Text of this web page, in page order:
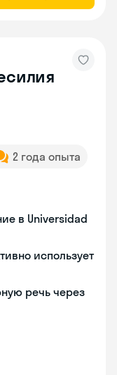
2 года опыта
в Universidad
использует
речь через